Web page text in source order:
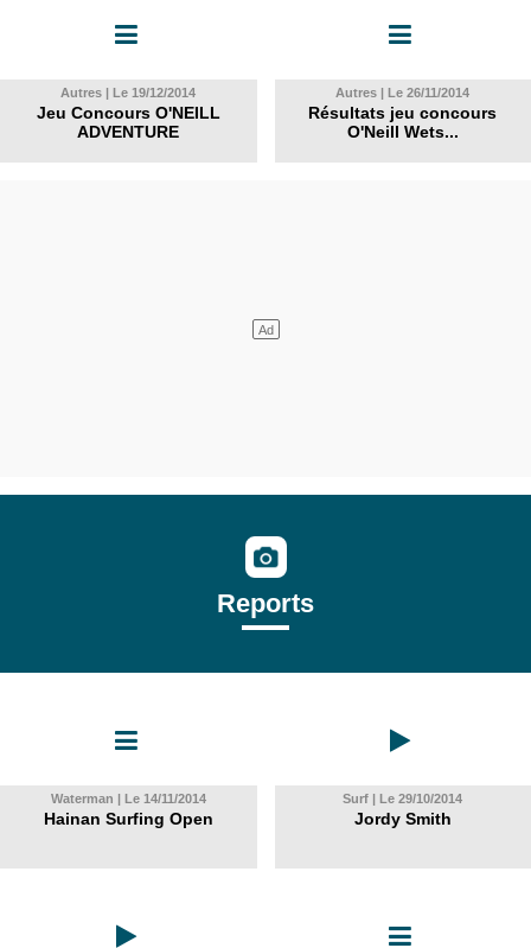
Autres | Le 19/12/2014
Jeu Concours O'NEILL
ADVENTURE
Autres | Le 26/11/2014
Résultats jeu concours
O'Neill Wets...
Reports
Waterman | Le 14/11/2014
Hainan Surfing Open
Surf | Le 29/10/2014
Jordy Smith